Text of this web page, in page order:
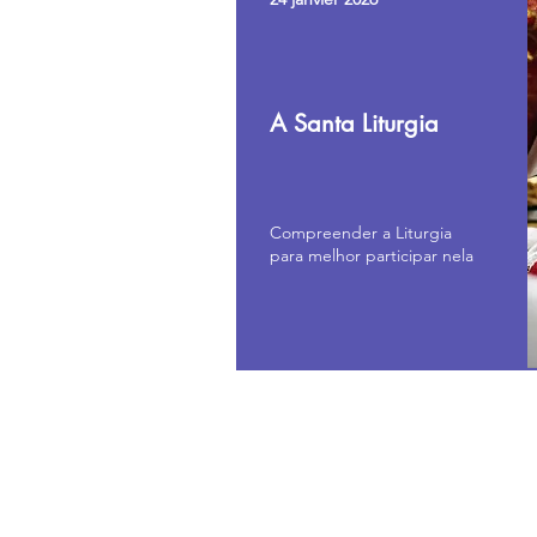
A Santa Liturgia
Compreender a Liturgia
para melhor participar nela